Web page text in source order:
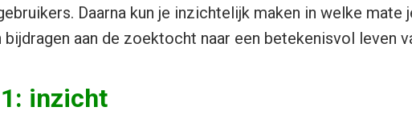
Daarna kun je inzichtelijk maken in welke mate
bijdragen aan de zoektocht naar een betekenisvol leven
inzicht